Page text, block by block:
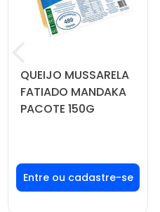
QUEIJO MUSSARELA
FATIADO MANDAKA
PACOTE 150G
Faça seu login ou
cadastre-se para
ver preços e